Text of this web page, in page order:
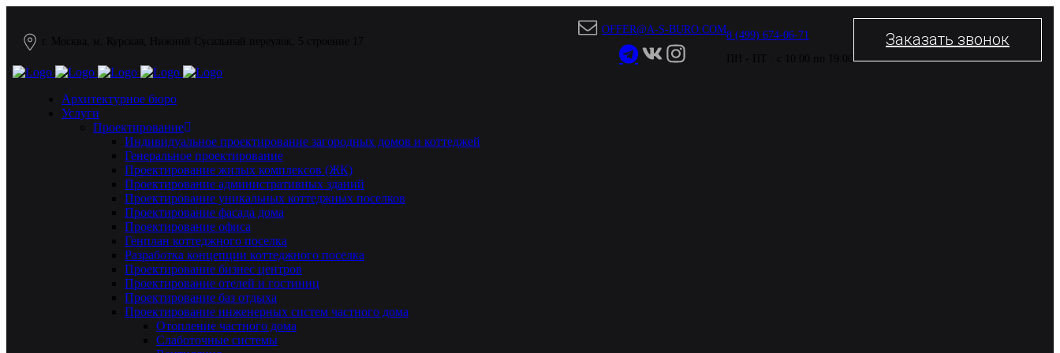
г. Москва, м. Курская, Нижний Сусальный переулок, 5 строение 17
OFFER@A-S-BURO.COM8 (499) 674-06-71
ПН - ПТ : с 10:00 по 19:00
Заказать звонок
Архитектурное бюро
Услуги
Проектирование
Индивидуальное проектирование загородных домов и коттеджей
Генеральное проектирование
Проектирование жилых комплексов (ЖК)
Проектирование административных зданий
Проектирование уникальных коттеджных поселков
Проектирование фасада дома
Проектирование офиса
Генплан коттеджного поселка
Разработка концепции коттеджного поселка
Проектирование бизнес центров
Проектирование отелей и гостиниц
Проектирование баз отдыха
Проектирование инженерных систем частного дома
Отопление частного дома
Слаботочные системы